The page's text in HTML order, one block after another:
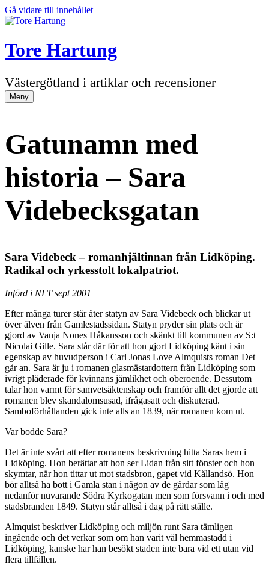
Gå vidare till innehållet
Tore Hartung
Västergötland i artiklar och recensioner
Meny
Gatunamn med
historia – Sara
Videbecksgatan
Sara Videbeck – romanhjältinnan från Lidköping.
Radikal och yrkesstolt lokalpatriot.
Införd i NLT sept 2001
Efter många turer står åter statyn av Sara Videbeck och blickar ut
över älven från Gamlestadssidan. Statyn pryder sin plats och är
gjord av Vanja Nones Håkansson och skänkt till kommunen av S:t
Nicolai Gille. Sara står där för att hon gjort Lidköping känt i sin
egenskap av huvudperson i Carl Jonas Love Almquists roman Det
går an. Sara är ju i romanen glasmästardottern från Lidköping som
ivrigt pläderade för kvinnans jämlikhet och oberoende. Dessutom
talar hon varmt för samvetsäktenskap och framför allt det gjorde att
romanen blev skandalomsusad, ifrågasatt och diskuterad.
Samboförhållanden gick inte alls an 1839, när romanen kom ut.
Var bodde Sara?
Det är inte svårt att efter romanens beskrivning hitta Saras hem i
Lidköping. Hon berättar att hon ser Lidan från sitt fönster och hon
skymtar, när hon tittar ut mot stadsbron, gapet vid Kållandsö. Hon
bör alltså ha bott i Gamla stan i någon av de gårdar som låg
nedanför nuvarande Södra Kyrkogatan men som försvann i och med
stadsbranden 1849. Statyn står alltså i dag på rätt ställe.
Almquist beskriver Lidköping och miljön runt Sara tämligen
ingående och det verkar som om han varit väl hemmastadd i
Lidköping, kanske har han besökt staden inte bara vid ett utan vid
flera tillfällen.